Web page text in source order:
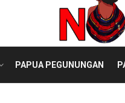
PAPUA PEGUNUNGAN